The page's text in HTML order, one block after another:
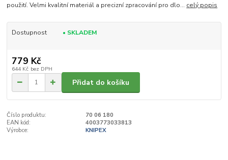
použití. Velmi kvalitní materiál a precizní zpracování pro dlo... celý popis
Dostupnost • SKLADEM
779 Kč
644 Kč bez DPH
Přidat do košíku
Číslo produktu:
70 06 180
EAN kód:
4003773033813
Výrobce:
KNIPEX